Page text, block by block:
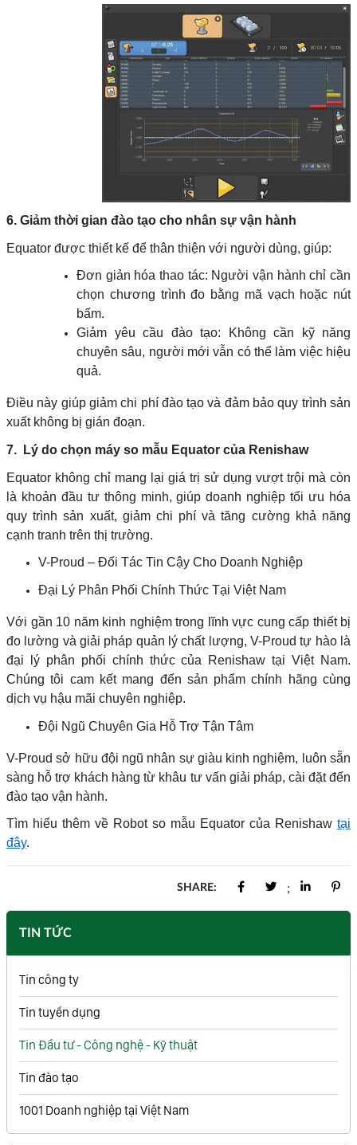
TIN TỨC
Tin công ty
Tin tuyển dụng
Tin Đầu tư - Công nghệ - Kỹ thuật
Tin đào tạo
1001 Doanh nghiệp tại Việt Nam
6. Giảm thời gian đào tạo cho nhân sự vận hành
Equator được thiết kế để thân thiện với người dùng, giúp:
Đơn giản hóa thao tác: Người vận hành chỉ cần
chọn chương trình đo bằng mã vạch hoặc nút
bấm.
Giảm yêu cầu đào tạo: Không cần kỹ năng
chuyên sâu, người mới vẫn có thể làm việc hiệu
quả.
Điều này giúp giảm chi phí đào tạo và đảm bảo quy trình sản
xuất không bị gián đoạn.
7. Lý do chọn máy so mẫu Equator của Renishaw
Equator không chỉ mang lại giá trị sử dụng vượt trội mà còn
là khoản đầu tư thông minh, giúp doanh nghiệp tối ưu hóa
quy trình sản xuất, giảm chi phí và tăng cường khả năng
cạnh tranh trên thị trường.
V-Proud – Đối Tác Tin Cậy Cho Doanh Nghiệp
Đại Lý Phân Phối Chính Thức Tại Việt Nam
Với gần 10 năm kinh nghiệm trong lĩnh vực cung cấp thiết bị
đo lường và giải pháp quản lý chất lượng, V-Proud tự hào là
đại lý phân phối chính thức của Renishaw tại Việt Nam.
Chúng tôi cam kết mang đến sản phẩm chính hãng cùng
dịch vụ hậu mãi chuyên nghiệp.
Đội Ngũ Chuyên Gia Hỗ Trợ Tận Tâm
V-Proud sở hữu đội ngũ nhân sự giàu kinh nghiệm, luôn sẵn
sàng hỗ trợ khách hàng từ khâu tư vấn giải pháp, cài đặt đến
đào tạo vận hành.
Tìm hiểu thêm về Robot so mẫu Equator của Renishaw tại
đây.
SHARE: ;